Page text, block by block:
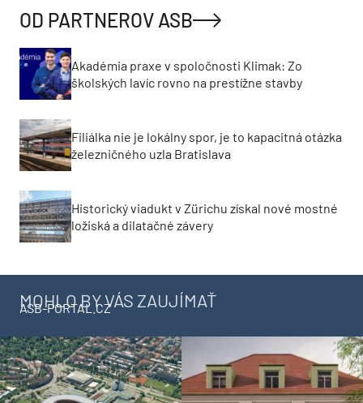
OD PARTNEROV ASB
Akadémia praxe v spoločnosti Klimak: Zo
školských lavíc rovno na prestížne stavby
Filiálka nie je lokálny spor, je to kapacitná otázka
železničného uzla Bratislava
Historický viadukt v Zürichu získal nové mostné
ložiská a dilatačné závery
MOHLO BY VÁS ZAUJÍMAŤ
ASB-PORTAL.CZ